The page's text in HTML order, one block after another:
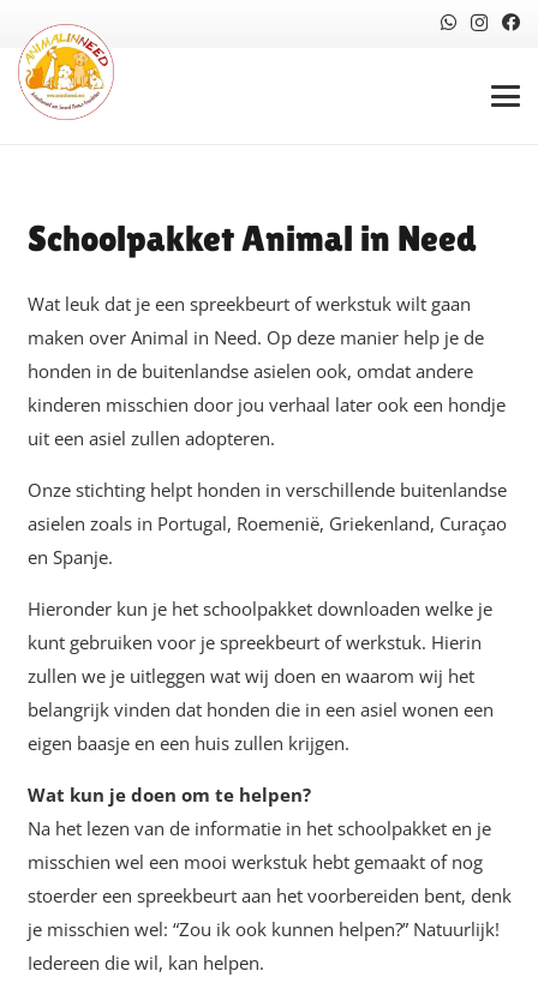
Schoolpakket Animal in Need
Wat leuk dat je een spreekbeurt of werkstuk wilt gaan
maken over Animal in Need. Op deze manier help je de
honden in de buitenlandse asielen ook, omdat andere
kinderen misschien door jou verhaal later ook een hondje
uit een asiel zullen adopteren.
Onze stichting helpt honden in verschillende buitenlandse
asielen zoals in Portugal, Roemenië, Griekenland, Curaçao
en Spanje.
Hieronder kun je het schoolpakket downloaden welke je
kunt gebruiken voor je spreekbeurt of werkstuk. Hierin
zullen we je uitleggen wat wij doen en waarom wij het
belangrijk vinden dat honden die in een asiel wonen een
eigen baasje en een huis zullen krijgen.
Wat kun je doen om te helpen?
Na het lezen van de informatie in het schoolpakket en je
misschien wel een mooi werkstuk hebt gemaakt of nog
stoerder een spreekbeurt aan het voorbereiden bent, denk
je misschien wel: “Zou ik ook kunnen helpen?” Natuurlijk!
Iedereen die wil, kan helpen.